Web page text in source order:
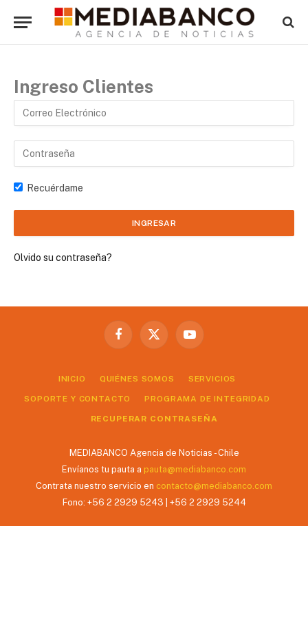
Ingreso Clientes
Recuérdame
Olvido su contraseña?
Facebook
X
YouTube
INICIO QUIÉNES SOMOS SERVICIOS
SOPORTE Y CONTACTO PROGRAMA DE INTEGRIDAD
RECUPERAR CONTRASEÑA
MEDIABANCO Agencia de Noticias - Chile
Envíanos tu pauta a pauta@mediabanco.com
Contrata nuestro servicio en contacto@mediabanco.com
Fono: +56 2 2929 5243 | +56 2 2929 5244